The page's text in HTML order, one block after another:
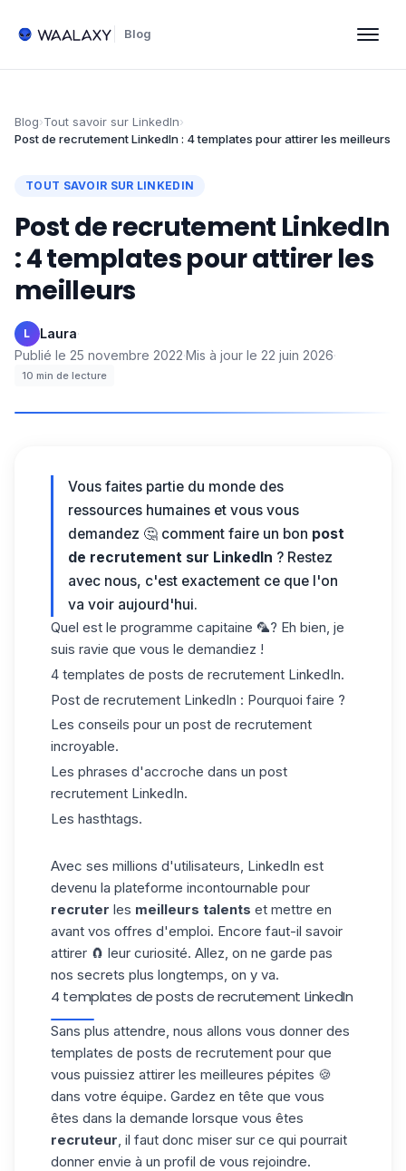
Blog
Blog›Tout savoir sur LinkedIn›
Post de recrutement LinkedIn : 4 templates pour attirer les meilleurs
TOUT SAVOIR SUR LINKEDIN
Post de recrutement LinkedIn
: 4 templates pour attirer les
meilleurs
L Laura·
Publié le 25 novembre 2022·Mis à jour le 22 juin 2026·
10 min de lecture
Vous faites partie du monde des
ressources humaines et vous vous
demandez 🤔 comment faire un bon post
de recrutement sur LinkedIn ? Restez
avec nous, c'est exactement ce que l'on
va voir aujourd'hui.
Quel est le programme capitaine 🦜? Eh bien, je
suis ravie que vous le demandiez !
4 templates de posts de recrutement LinkedIn.
Post de recrutement LinkedIn : Pourquoi faire ?
Les conseils pour un post de recrutement
incroyable.
Les phrases d'accroche dans un post
recrutement LinkedIn.
Les hasthtags.
Avec ses millions d'utilisateurs, LinkedIn est
devenu la plateforme incontournable pour
recruter les meilleurs talents et mettre en
avant vos offres d'emploi. Encore faut-il savoir
attirer 🧲 leur curiosité. Allez, on ne garde pas
nos secrets plus longtemps, on y va.
4 templates de posts de recrutement LinkedIn
Sans plus attendre, nous allons vous donner des
templates de posts de recrutement pour que
vous puissiez attirer les meilleures pépites 🍪
dans votre équipe. Gardez en tête que vous
êtes dans la demande lorsque vous êtes
recruteur , il faut donc miser sur ce qui pourrait
donner envie à un profil de vous rejoindre.